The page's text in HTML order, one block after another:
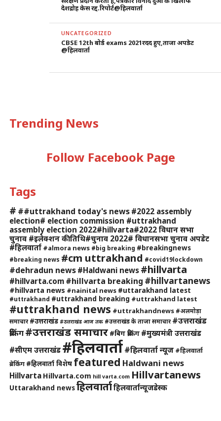
देशद्रोह केस रद्द.रिपोर्ट@हिलवार्ता
UNCATEGORIZED
CBSE 12th बोर्ड exams 2021रदद हुए,ताजा अपडेट
@हिलवार्ता
Trending News
Follow Facebook Page
Tags
# ##uttrakhand today's news #2022 assembly
election# election commission #uttrakhand
assembly election 2022#hillvarta#2022 विधान सभा
चुनाव #इलेक्शन की तिथि#चुनाव 2022# विधानसभा चुनाव अपडेट
#हिलवार्ता #almora news #big breaking #breakingnews
#breaking news #cm uttrakhand #covid19lockdown
#dehradun news #Haldwani news #hillvarta
#hillvarta.com #hillvarta breaking #hillvartanews
#hillvarta news #nainital news #uttarakhand latest
#uttrakhand #uttrakhand breaking #uttrakhand latest
#uttrakhand news #uttrakhandnews #अलमोड़ा
समाचार #उत्तराखंड #उत्तराखंड आज तक #उत्तराखंड के ताजा समाचार #उत्तराखंड
ब्रेकिंग#उत्तराखंड समाचार #बिग ब्रेकिंग #मुख्यमंत्री उत्तराखंड
#सीएम उत्तराखंड #हिलवार्ता#हिलवार्ता न्यूज #हिलवार्ता
ब्रेकिंग #हिलवार्ता विशेष featured Haldwani news
Hillvarta Hillvarta.com hill varta.com Hillvartanews
Uttarakhand newsहिलवार्ताहिलवार्तान्यूजडेस्क